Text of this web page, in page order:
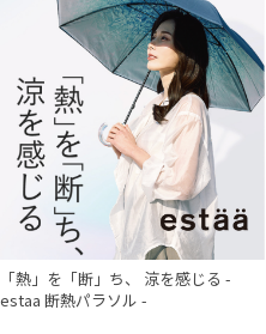
「熱」を「断」ち、 涼を感じる -
estaa 断熱パラソル -